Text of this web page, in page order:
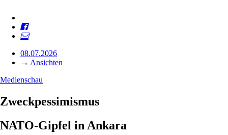
08.07.2026
→ Ansichten
Medienschau
Zweckpessimismus
NATO-Gipfel in Ankara